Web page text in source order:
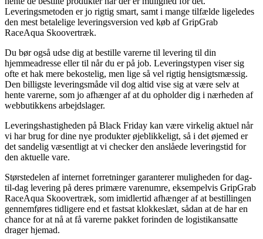
Leveringsmetoden er jo rigtig smart, samt i mange tilfælde ligeledes
den mest betalelige leveringsversion ved køb af GripGrab
RaceAqua Skoovertræk.
Du bør også udse dig at bestille varerne til levering til din
hjemmeadresse eller til når du er på job. Leveringstypen viser sig
ofte et hak mere bekostelig, men lige så vel rigtig hensigtsmæssig.
Den billigste leveringsmåde vil dog altid vise sig at være selv at
hente varerne, som jo afhænger af at du opholder dig i nærheden af
webbutikkens arbejdslager.
Leveringshastigheden på Black Friday kan være virkelig aktuel når
vi har brug for dine nye produkter øjeblikkeligt, så i det øjemed er
det sandelig væsentligt at vi checker den anslåede leveringstid for
den aktuelle vare.
Størstedelen af internet forretninger garanterer muligheden for dag-
til-dag levering på deres primære varenumre, eksempelvis GripGrab
RaceAqua Skoovertræk, som imidlertid afhænger af at bestillingen
gennemføres tidligere end et fastsat klokkeslæt, sådan at de har en
chance for at nå at få varerne pakket forinden de logistikansatte
drager hjemad.